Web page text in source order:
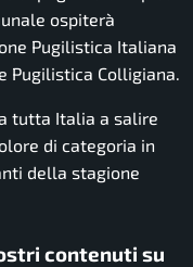
ospiterà
Pugilistica Italiana
Pugilistica Colligiana.
tutta Italia a salire
di categoria in
della stagione
contenuti su